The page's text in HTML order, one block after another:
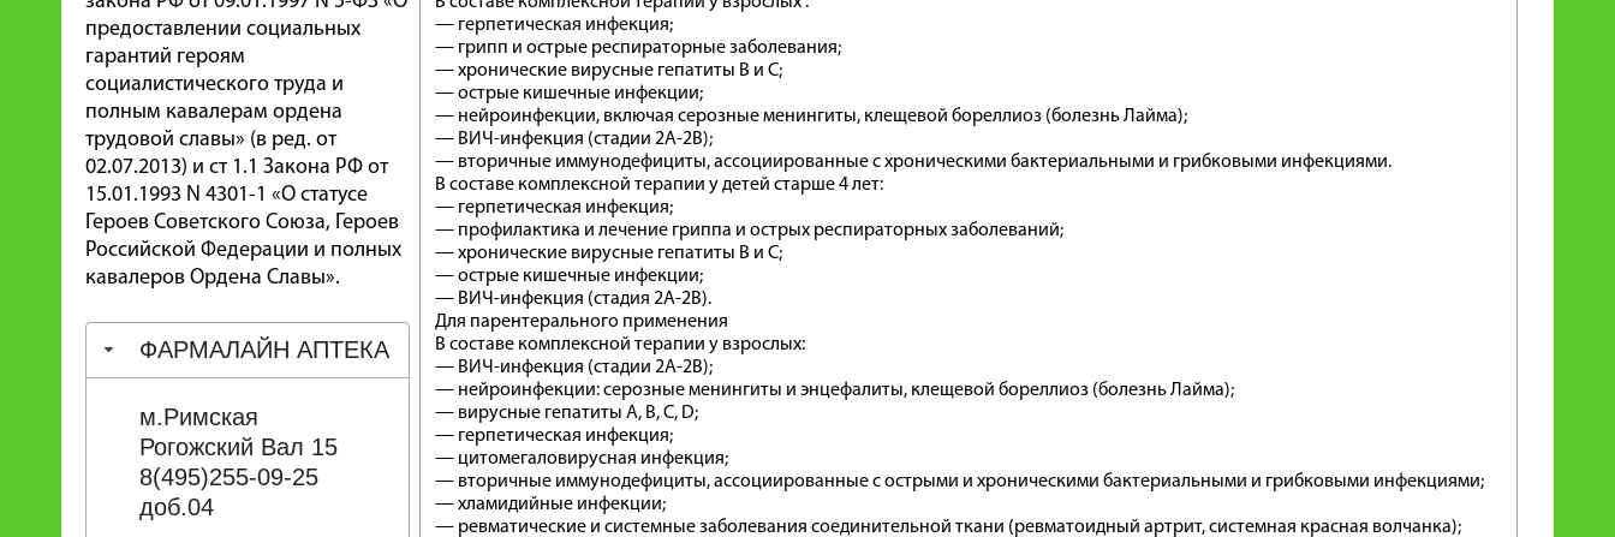
предоставлении социальных
гарантий героям
социалистического труда и
полным кавалерам ордена
трудовой славы» (в ред. от
02.07.2013) и ст 1.1 Закона РФ от
15.01.1993 N 4301-1 «О статусе
Героев Советского Союза, Героев
Российской Федерации и полных
кавалеров Ордена Славы».
ФАРМАЛАЙН АПТЕКА
м.Римская
Рогожский Вал 15
8(495)255-09-25
доб.04
— герпетическая инфекция;
— грипп и острые респираторные заболевания;
— хронические вирусные гепатиты В и С;
— острые кишечные инфекции;
— нейроинфекции, включая серозные менингиты, клещевой бореллиоз (болезнь Лайма);
— ВИЧ-инфекция (стадии 2А-2В);
— вторичные иммунодефициты, ассоциированные с хроническими бактериальными и грибковыми инфекциями.
В составе комплексной терапии у детей старше 4 лет:
— герпетическая инфекция;
— профилактика и лечение гриппа и острых респираторных заболеваний;
— хронические вирусные гепатиты В и С;
— острые кишечные инфекции;
— ВИЧ-инфекция (стадия 2А-2В).
Для парентерального применения
В составе комплексной терапии у взрослых:
— ВИЧ-инфекция (стадии 2А-2В);
— нейроинфекции: серозные менингиты и энцефалиты, клещевой бореллиоз (болезнь Лайма);
— вирусные гепатиты А, В, С, D;
— герпетическая инфекция;
— цитомегаловирусная инфекция;
— вторичные иммунодефициты, ассоциированные с острыми и хроническими бактериальными и грибковыми инфекциями;
— хламидийные инфекции;
— ревматические и системные заболевания соединительной ткани (ревматоидный артрит, системная красная волчанка);